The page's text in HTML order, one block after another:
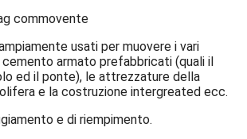
commovente
usati per muovere i vari
armato prefabbricati (quali il
ed il ponte), le attrezzature della
e la costruzione intergreated ecc.
e di riempimento.